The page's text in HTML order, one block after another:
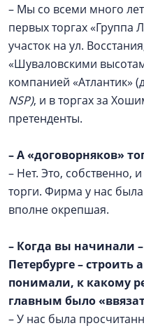
– Мы со всеми много
первых торгах «Группа
участок на ул.
«Шуваловскими
компанией «Атлантик»
NSP), и в торгах за
претенденты.
–А «договорняков»
– Нет. Это, собственно,
торги. Фирма у нас
вполне окрепшая.
– Когда вы начинали
Петербурге –
понимали, к какому
главным было
– У нас была